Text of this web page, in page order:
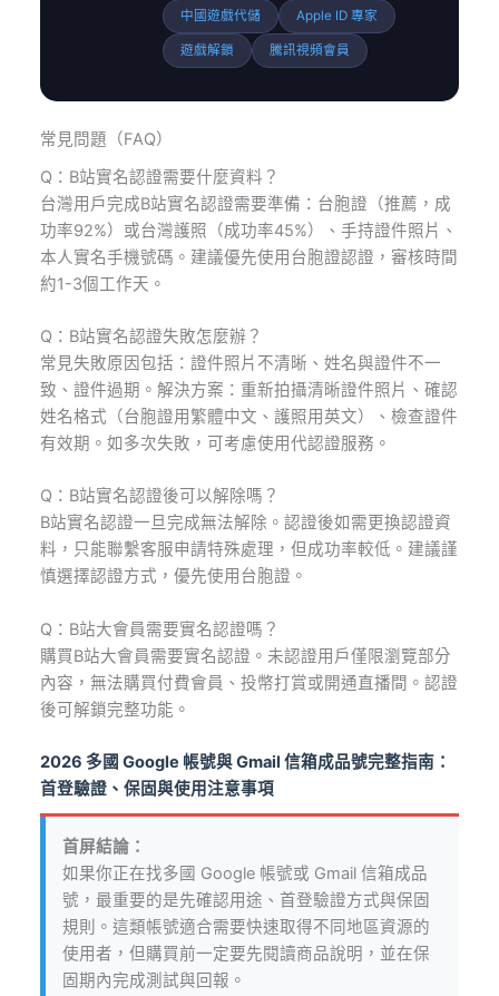
中國遊戲代儲 Apple ID 專家
遊戲解鎖 騰訊視頻會員
常見問題（FAQ）
Q：B站實名認證需要什麼資料？
台灣用戶完成B站實名認證需要準備：台胞證（推薦，成
功率92%）或台灣護照（成功率45%）、手持證件照片、
本人實名手機號碼。建議優先使用台胞證認證，審核時間
約1-3個工作天。
Q：B站實名認證失敗怎麼辦？
常見失敗原因包括：證件照片不清晰、姓名與證件不一
致、證件過期。解決方案：重新拍攝清晰證件照片、確認
姓名格式（台胞證用繁體中文、護照用英文）、檢查證件
有效期。如多次失敗，可考慮使用代認證服務。
Q：B站實名認證後可以解除嗎？
B站實名認證一旦完成無法解除。認證後如需更換認證資
料，只能聯繫客服申請特殊處理，但成功率較低。建議謹
慎選擇認證方式，優先使用台胞證。
Q：B站大會員需要實名認證嗎？
購買B站大會員需要實名認證。未認證用戶僅限瀏覽部分
內容，無法購買付費會員、投幣打賞或開通直播間。認證
後可解鎖完整功能。
2026 多國 Google 帳號與 Gmail 信箱成品號完整指南：
首登驗證、保固與使用注意事項
首屏結論：
如果你正在找多國 Google 帳號或 Gmail 信箱成品
號，最重要的是先確認用途、首登驗證方式與保固
規則。這類帳號適合需要快速取得不同地區資源的
使用者，但購買前一定要先閱讀商品說明，並在保
固期內完成測試與回報。